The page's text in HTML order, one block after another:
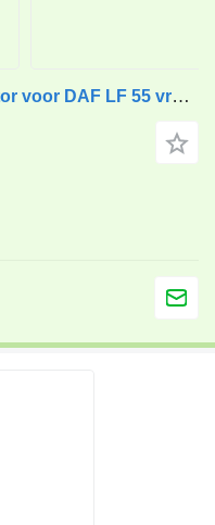
DAF EURO 5 30077-A katalysator voor DAF LF 55 vrachtwagen